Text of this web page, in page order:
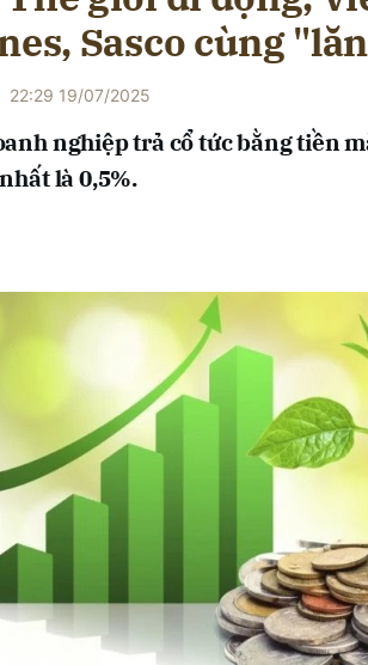
Sasco cùng
22:29 19/07/2025
nghiệp trả cổ tức bằng tiền
là 0,5%.